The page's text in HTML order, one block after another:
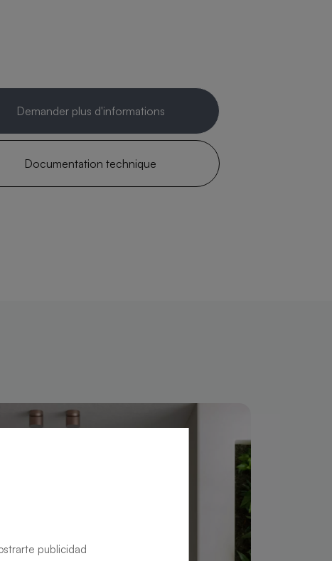
Demander plus d'informations
Documentation technique
publicidad